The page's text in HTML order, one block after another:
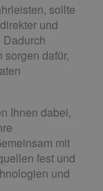
sollte
und
sorgen dafür,
Ihnen dabei,
mit
fest und
und